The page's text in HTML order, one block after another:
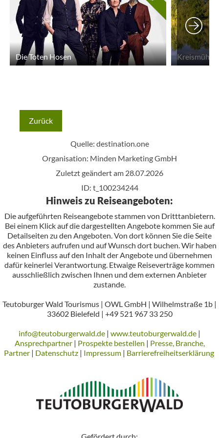
Die Toten Hosen
Zurück
Quelle: destination.one
Organisation: Minden Marketing GmbH
Zuletzt geändert am 28.07.2026
ID: t_100234244
Hinweis zu Reiseangeboten:
Die aufgeführten Reiseangebote stammen von Dritttanbietern.
Bei einem Klick auf die dargestellten Angebote kommen Sie auf
Detailseiten zu den Angeboten. Von dort können Sie die Seite
des Anbieters aufrufen und auf Wunsch dort buchen. Wir haben
keinen Einfluss auf den Inhalt der Angebote und übernehmen
dafür keinerlei Verantwortung. Etwaige Reiseverträge kommen
ausschließlich zwischen Ihnen und dem externen Anbieter
zustande.
Teutoburger Wald Tourismus | OWL GmbH | Wilhelmstraße 1b |
33602 Bielefeld | +49 521 967 33 250
info@teutoburgerwald.de | www.teutoburgerwald.de |
Ansprechpartner| Prospekte bestellen | Presse, Branche,
Partner| Datenschutz| Impressum| Barrierefreiheitserklärung
Gefördert durch: